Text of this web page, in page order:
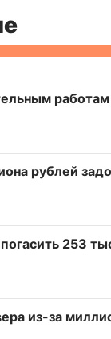
рублей
253
из-за